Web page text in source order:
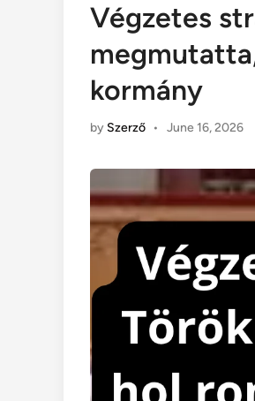
Végzetes
kormány
by Szerző • June 16, 2026